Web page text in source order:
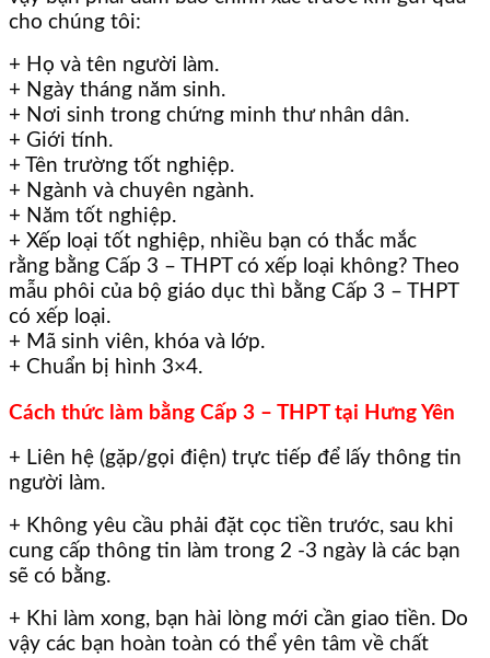
cho chúng tôi:
+ Họ và tên người làm.
+ Ngày tháng năm sinh.
+ Nơi sinh trong chứng minh thư nhân dân.
+ Giới tính.
+ Tên trường tốt nghiệp.
+ Ngành và chuyên ngành.
+ Năm tốt nghiệp.
+ Xếp loại tốt nghiệp, nhiều bạn có thắc mắc
rằng bằng Cấp 3 – THPT có xếp loại không? Theo
mẫu phôi của bộ giáo dục thì bằng Cấp 3 – THPT
có xếp loại.
+ Mã sinh viên, khóa và lớp.
+ Chuẩn bị hình 3×4.
Cách thức làm bằng Cấp 3 – THPT tại Hưng Yên
+ Liên hệ (gặp/gọi điện) trực tiếp để lấy thông tin
người làm.
+ Không yêu cầu phải đặt cọc tiền trước, sau khi
cung cấp thông tin làm trong 2 -3 ngày là các bạn
sẽ có bằng.
+ Khi làm xong, bạn hài lòng mới cần giao tiền. Do
vậy các bạn hoàn toàn có thể yên tâm về chất